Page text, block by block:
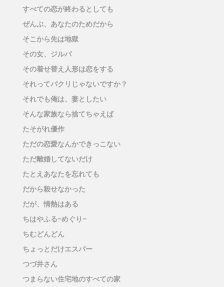
すべての恋が終わるとしても
ぜんぶ、あなたのためだから
そこから先は地獄
その女、ジルバ
その着せ替え人形は恋をする
それってパクリじゃないですか？
それでも俺は、妻としたい
そんな家族なら捨てちゃえば
たそがれ優作
ただの恋愛なんかできっこない
ただ離婚してないだけ
たとえあなたを忘れても
だから殺せなかった
だが、情熱はある
ちはやふる−めぐり−
ちむどんどん
ちょっとだけエスパー
つづ井さん
つまらない住宅地のすべての家